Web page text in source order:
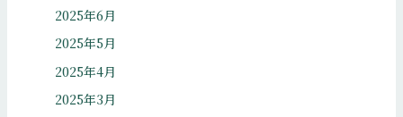
2025年6月
2025年5月
2025年4月
2025年3月